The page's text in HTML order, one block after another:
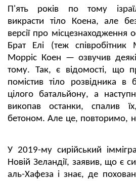
П'ять років по тому
викрасти тіло Коена, але
версії про місцезнаходження
Брат Елі (теж
Морріс Коен — озвучив
тому. Так, є відомості, що
помістив тіло розвідника в
цілого батальйону, а
викопав останки, спалив
бетоном. Але це, повторимо,
У 2019-му сирійський
Новій Зеландії, заявив, що є
аль-Хафеза і знає, де